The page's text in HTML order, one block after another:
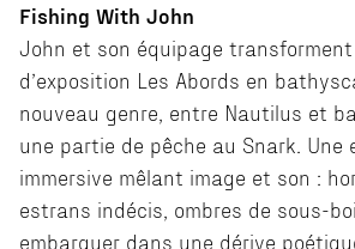
Fishing With John
John et son équipage transforment
d’exposition Les Abords en
nouveau genre, entre Nautilus et
une partie de pêche au Snark. Une
immersive mêlant image et son :
estrans indécis, ombres de sous-
embarquer dans une dérive